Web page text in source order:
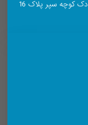
تهران - بلوار افریقا پایین تر از جهان کودک کوچه سپر پلاک 16